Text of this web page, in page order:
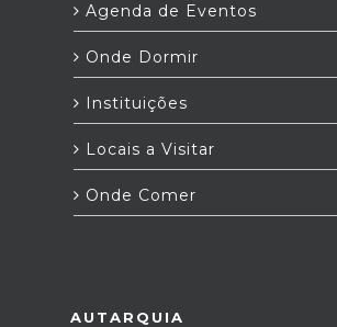
Agenda de Eventos
Onde Dormir
Instituições
Locais a Visitar
Onde Comer
AUTARQUIA